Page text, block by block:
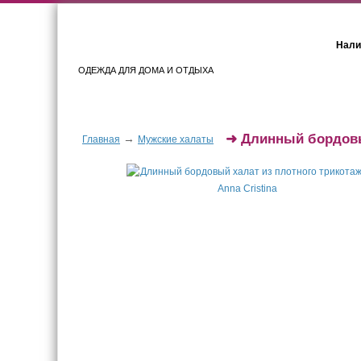
ОДЕЖДА ДЛЯ ДОМА И ОТДЫХА
Главная → Мужские халаты ➜ Длинный